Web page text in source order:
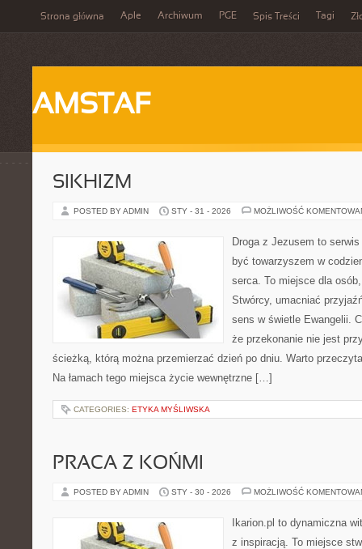
Strona główna Aple Archiwum PGE Spis Treści Tagi
AMSTAF
SIKHIZM
POSTED BY ADMIN STY - 31 - 2026 MOŻLIWOŚĆ
Droga z Jezusem to
być towarzyszem w
serca. To miejsce dla
Stwórcy, umacniać
sens w świetle Ewangelii.
że przekonanie nie jest
ścieżką, którą można przemierzać dzień po dniu. Warto
Na łamach tego miejsca życie wewnętrzne […]
CATEGORIES: ETYKA MYŚLIWSKA
PRACA Z KOŃMI
POSTED BY ADMIN STY - 30 - 2026 MOŻLIWOŚĆ
Ikarion.pl to dynamiczna
z inspiracją. To miejsce